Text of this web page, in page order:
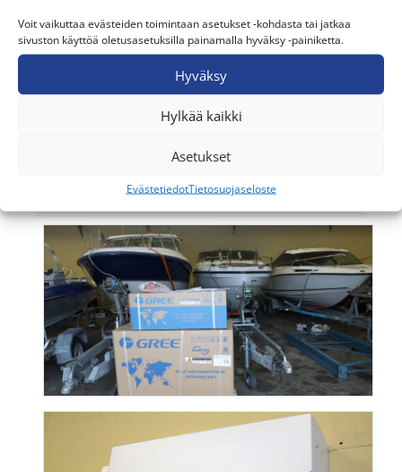
Voit vaikuttaa evästeiden toimintaan asetukset -kohdasta tai jatkaa
sivuston käyttöä oletusasetuksilla painamalla hyväksy -painiketta.
Hyväksy
Hylkää kaikki
Asetukset
EvästetiedotTietosuojaseloste
Paikkakunta
Sastamala
GREE SP Nordic